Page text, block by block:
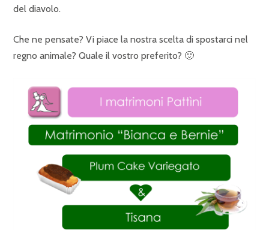
del diavolo.
Che ne pensate? Vi piace la nostra scelta di spostarci nel
regno animale? Quale il vostro preferito? 🙂